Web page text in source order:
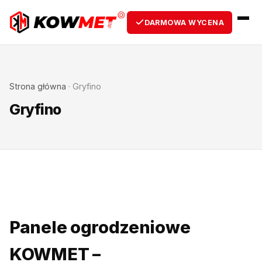
DARMOWA WYCENA
Strona główna · Gryfino
Gryfino
Panele ogrodzeniowe
KOWMET –